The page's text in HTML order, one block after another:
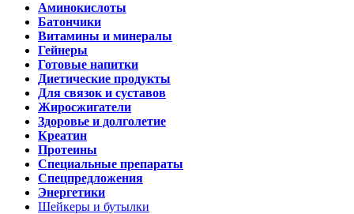
Аминокислоты
Батончики
Витамины и минералы
Гейнеры
Готовые напитки
Диетические продукты
Для связок и суставов
Жиросжигатели
Здоровье и долголетие
Креатин
Протеины
Специальные препараты
Спецпредложения
Энергетики
Шейкеры и бутылки